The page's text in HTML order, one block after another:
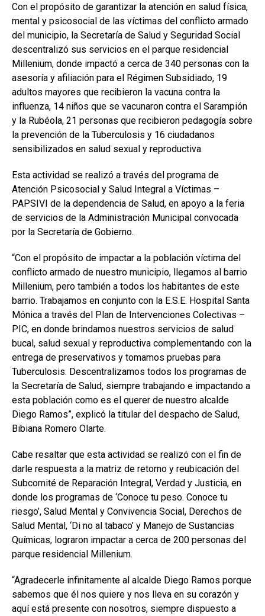
Con el propósito de garantizar la atención en salud física,
mental y psicosocial de las víctimas del conflicto armado
del municipio, la Secretaría de Salud y Seguridad Social
descentralizó sus servicios en el parque residencial
Millenium, donde impactó a cerca de 340 personas con la
asesoría y afiliación para el Régimen Subsidiado, 19
adultos mayores que recibieron la vacuna contra la
influenza, 14 niños que se vacunaron contra el Sarampión
y la Rubéola, 21 personas que recibieron pedagogía sobre
la prevención de la Tuberculosis y 16 ciudadanos
sensibilizados en salud sexual y reproductiva.
Esta actividad se realizó a través del programa de
Atención Psicosocial y Salud Integral a Víctimas –
PAPSIVI de la dependencia de Salud, en apoyo a la feria
de servicios de la Administración Municipal convocada
por la Secretaría de Gobierno.
“Con el propósito de impactar a la población víctima del
conflicto armado de nuestro municipio, llegamos al barrio
Millenium, pero también a todos los habitantes de este
barrio. Trabajamos en conjunto con la E.S.E. Hospital Santa
Mónica a través del Plan de Intervenciones Colectivas –
PIC, en donde brindamos nuestros servicios de salud
bucal, salud sexual y reproductiva complementando con la
entrega de preservativos y tomamos pruebas para
Tuberculosis. Descentralizamos todos los programas de
la Secretaría de Salud, siempre trabajando e impactando a
esta población como es el querer de nuestro alcalde
Diego Ramos”, explicó la titular del despacho de Salud,
Bibiana Romero Olarte.
Cabe resaltar que esta actividad se realizó con el fin de
darle respuesta a la matriz de retorno y reubicación del
Subcomité de Reparación Integral, Verdad y Justicia, en
donde los programas de ‘Conoce tu peso. Conoce tu
riesgo’, Salud Mental y Convivencia Social, Derechos de
Salud Mental, ‘Di no al tabaco’ y Manejo de Sustancias
Químicas, lograron impactar a cerca de 200 personas del
parque residencial Millenium.
“Agradecerle infinitamente al alcalde Diego Ramos porque
sabemos que él nos quiere y nos lleva en su corazón y
aquí está presente con nosotros, siempre dispuesto a